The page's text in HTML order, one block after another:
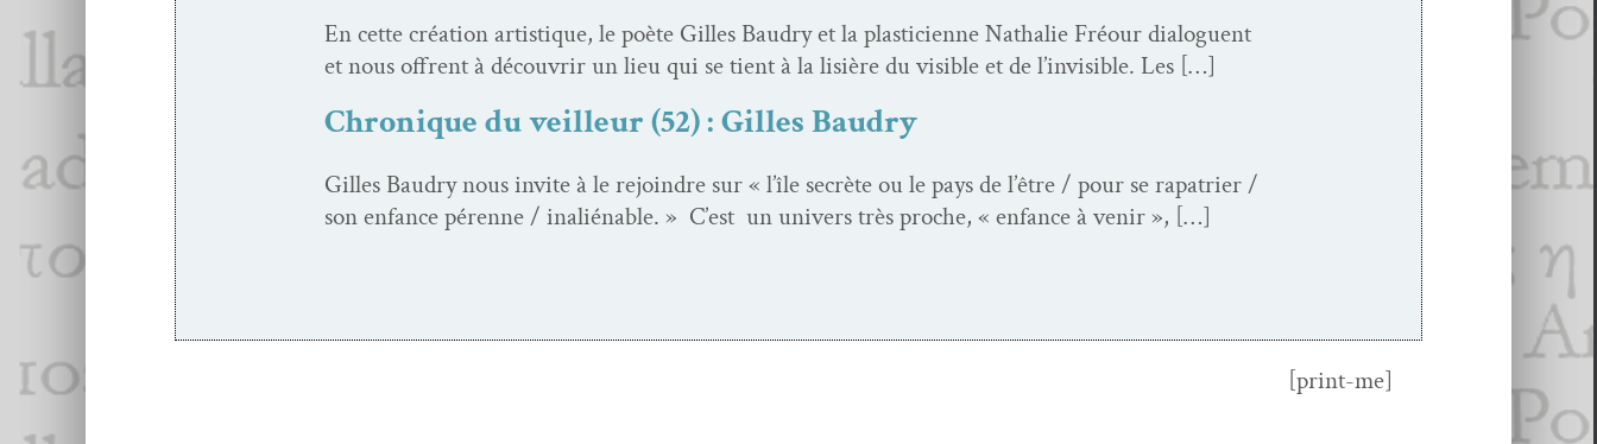
En cette créa­tion artis­tique, le poète Gilles Baudry et la plas­ti­ci­enne Nathalie Fréour dia­loguent
et nous offrent à décou­vrir un lieu qui se tient à la lisière du vis­i­ble et de l’invisible. Les […]
Chronique du veilleur (52) : Gilles Baudry
Gilles Baudry nous invite à le rejoin­dre sur « l’île secrète ou le pays de l’être / pour se rap­a­tri­er /
son enfance pérenne / inal­ién­able. » C’est un univers très proche, « enfance à venir », […]
[print-me]